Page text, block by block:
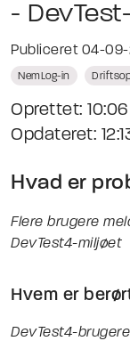
-
Publiceret 04-
NemLog-in
Oprettet:
Opdateret:
Hvad er
Flere brugere
DevTest4-miljøet
Hvem er
DevTest4-brugere